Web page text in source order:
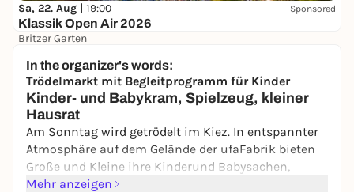
Sa, 22. Aug | 19:00 Sponsored
Klassik Open Air 2026
Britzer Garten
In the organizer's words:
Trödelmarkt mit Begleitprogramm für Kinder
Kinder- und Babykram, Spielzeug, kleiner
Hausrat
Am Sonntag wird getrödelt im Kiez. In entspannter
Atmosphäre auf dem Gelände der ufaFabrik bieten
Große und Kleine ihre Kinderund Babysachen,
Spielzeug und kleinen Hausrat an. Kommt vorbei
Mehr anzeigen